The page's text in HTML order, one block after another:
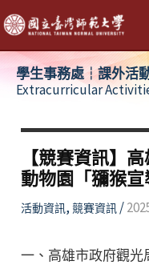
跳
至
主
學生事務處┆課外活
Extracurricular
【競賽資訊】
動物園「獼猴
活動資訊, 競賽資訊/
一、高雄市政府觀光